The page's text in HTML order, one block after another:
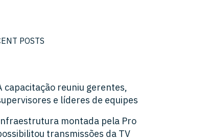
POSTS
capacitação reuniu gerentes,
e líderes de equipes
montada pela Pro
transmissões da TV